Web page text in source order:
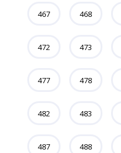
467 468
472 473
477 478
482 483
487 488